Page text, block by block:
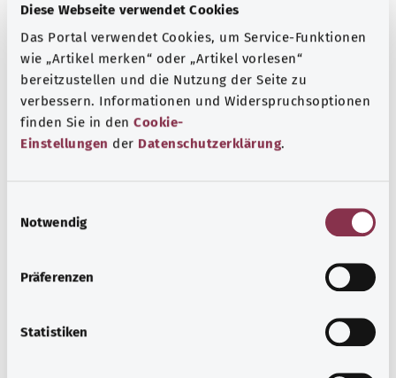
Diese Webseite verwendet Cookies
Das Portal verwendet Cookies, um Service-Funktionen
wie „Artikel merken“ oder „Artikel vorlesen“
bereitzustellen und die Nutzung der Seite zu
verbessern. Informationen und Widerspruchsoptionen
finden Sie in den Cookie-
Einstellungen der Datenschutzerklärung.
Notwendig
Präferenzen
Statistiken
Standard
Dunkler Modus
Einstellungen speichern